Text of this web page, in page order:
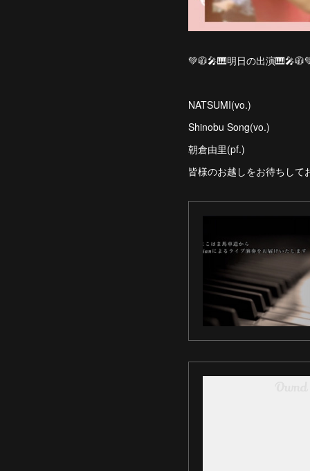
💚🧥🎤🎹明日の出演
NATSUMI(vo.)
Shinobu Song(vo.)
朝倉由里(pf.)
皆様のお越しをお待ちして